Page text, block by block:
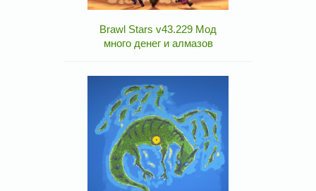
Brawl Stars v43.229 Мод
много денег и алмазов